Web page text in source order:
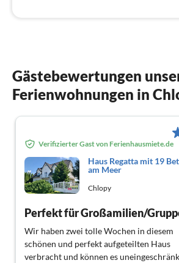
Gästebewertungen
Ferienwohnungen in
Verifizierter Gast von Ferienhausmiete.de
Haus Regatta mit 19
am Meer
Chlopy
Perfekt für Großamilien/
Wir haben zwei tolle Wochen in diesem
schönen und perfekt aufgeteilten Haus
verbracht und können es